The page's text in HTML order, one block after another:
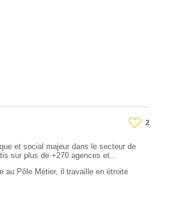
2
et social majeur dans le secteur de
sur plus de +270 agences et...
au Pôle Métier, il travaille en étroite